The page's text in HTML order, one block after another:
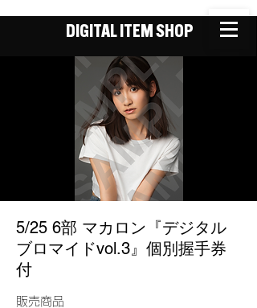
DIGITAL ITEM SHOP
5/25 6部 マカロン『デジタル
ブロマイドvol.3』個別握手券
付
販売商品